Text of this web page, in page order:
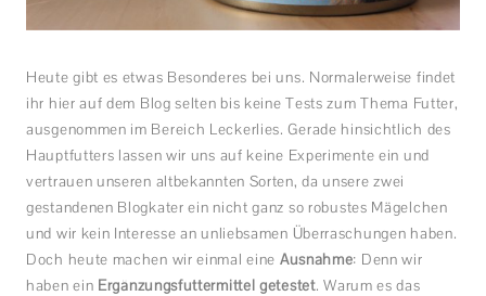
Heute gibt es etwas Besonderes bei uns. Normalerweise findet
ihr hier auf dem Blog selten bis keine Tests zum Thema Futter,
ausgenommen im Bereich Leckerlies. Gerade hinsichtlich des
Hauptfutters lassen wir uns auf keine Experimente ein und
vertrauen unseren altbekannten Sorten, da unsere zwei
gestandenen Blogkater ein nicht ganz so robustes Mägelchen
und wir kein Interesse an unliebsamen Überraschungen haben.
Doch heute machen wir einmal eine Ausnahme: Denn wir
haben ein Ergänzungsfuttermittel getestet. Warum es das